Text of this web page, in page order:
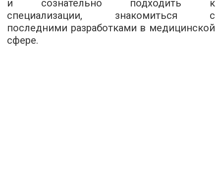
и сознательно подходить к
специализации, знакомиться с
последними разработками в медицинской
сфере.